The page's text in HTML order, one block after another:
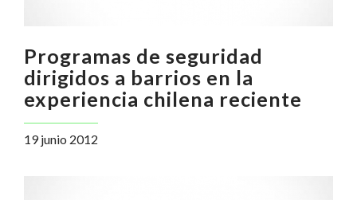
Programas de seguridad
dirigidos a barrios en la
experiencia chilena reciente
19 junio 2012